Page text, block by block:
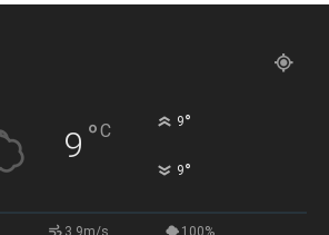
9 °C 9°
9°
3.9m/s 100%